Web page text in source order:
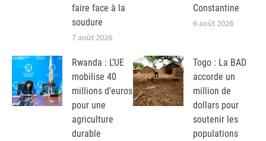
faire face à la
soudure
7 août 2026
Constantine
6 août 2026
Rwanda : L’UE
mobilise 40
millions d’euros
pour une
agriculture
durable
Togo : La BAD
accorde un
million de
dollars pour
soutenir les
populations